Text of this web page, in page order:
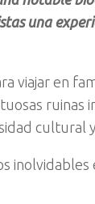
una
viajar en
ruinas
cultural
inolvidables